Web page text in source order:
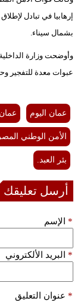
إرهابيا في تبادل
بشمال سيناء.
عبوات معدة للتفجير
عمان اليوم عمان
الأمن الوطني
بئر العبد.
أرسل تعليقك
الإسم *
البريد الألكتروني *
عنوان التعليق *